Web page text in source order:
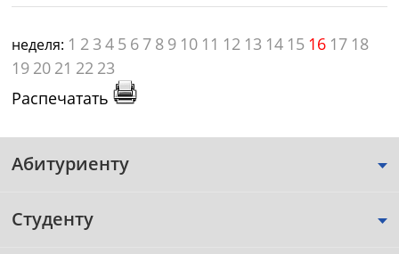
неделя: 1 2 3 4 5 6 7 8 9 10 11 12 13 14 15 16 17 18
19 20 21 22 23
Распечатать
Абитуриенту
Студенту